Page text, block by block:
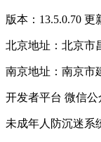
版本：13.5.0.70 更
北京地址：北京市
南京地址：南京市
开发者平台 微信公
未成年人防沉迷系